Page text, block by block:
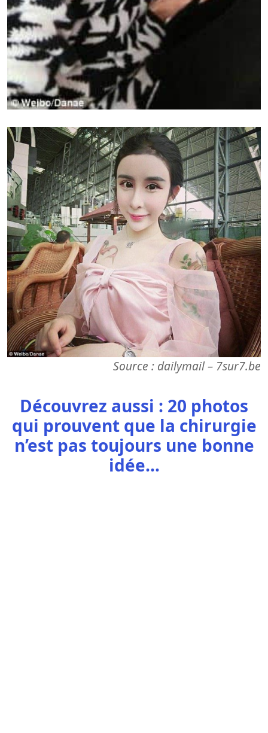
Source : dailymail – 7sur7.be
Découvrez aussi : 20 photos
qui prouvent que la chirurgie
n’est pas toujours une bonne
idée…